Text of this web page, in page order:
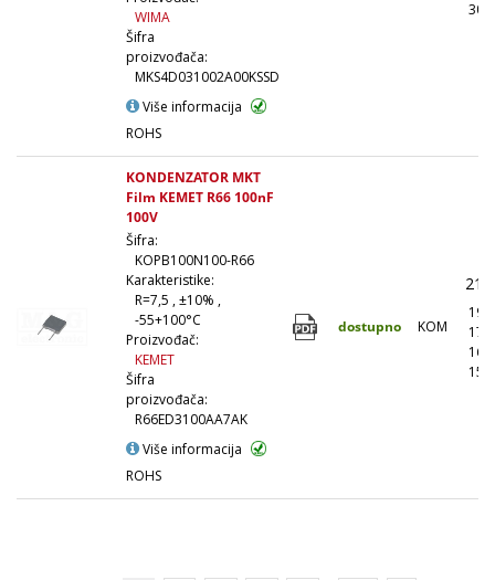
WIMA
Šifra
proizvođača:
MKS4D031002A00KSSD
Više informacija
ROHS
KONDENZATOR MKT
Film KEMET R66 100nF
100V
Šifra:
KOPB100N100-R66
Karakteristike:
R=7,5 , ±10% ,
-55+100°C
Proizvođač:
KEMET
Šifra
proizvođača:
R66ED3100AA7AK
Više informacija
ROHS
dostupno KOM